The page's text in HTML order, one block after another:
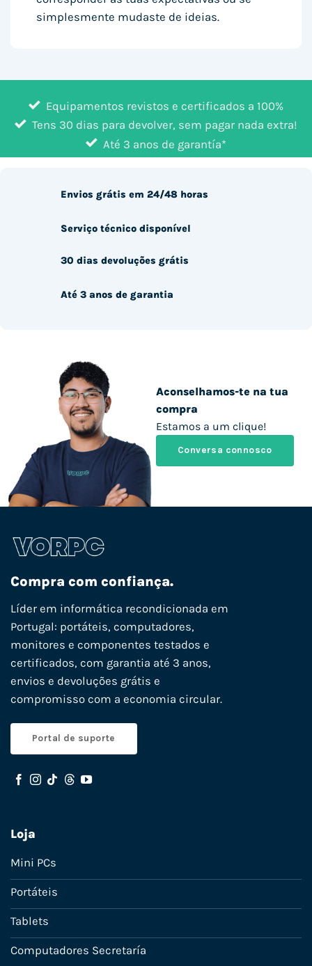
simplesmente mudaste de ideias.
Equipamentos revistos e certificados a 100%
Tens 30 dias para devolver, sem pagar nada extra!
Até 3 anos de garantía*
Aconselhamos-te na tua
compra
Estamos a um clique!
Conversa connosco
Envios grátis em 24/48 horas
Serviço técnico disponível
30 dias devoluções grátis
Até 3 anos de garantia
Compra com confiança.
Líder em informática recondicionada em
Portugal: portáteis, computadores,
monitores e componentes testados e
certificados, com garantia até 3 anos,
envios e devoluções grátis e
compromisso com a economia circular.
Portal de suporte
Loja
Mini PCs
Portáteis
Tablets
Computadores Secretaría